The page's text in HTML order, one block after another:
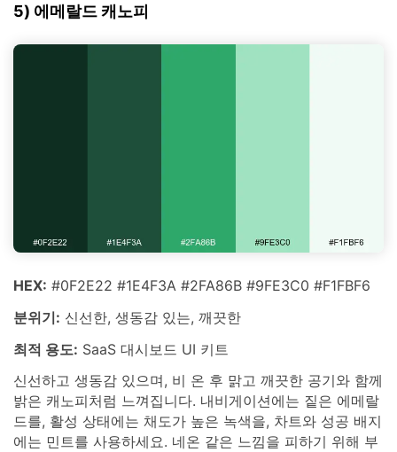
5) 에메랄드 캐노피
HEX: #0F2E22 #1E4F3A #2FA86B #9FE3C0 #F1FBF6
분위기: 신선한, 생동감 있는, 깨끗한
최적 용도: SaaS 대시보드 UI 키트
신선하고 생동감 있으며, 비 온 후 맑고 깨끗한 공기와 함께
밝은 캐노피처럼 느껴집니다. 내비게이션에는 짙은 에메랄
드를, 활성 상태에는 채도가 높은 녹색을, 차트와 성공 배지
에는 민트를 사용하세요. 네온 같은 느낌을 피하기 위해 부